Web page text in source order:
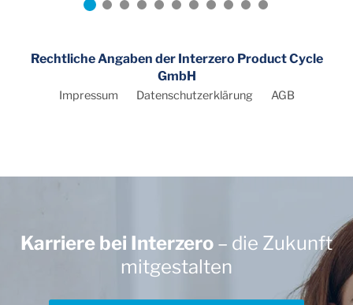
Rechtliche Angaben der Interzero Product Cycle
GmbH
Impressum Datenschutzerklärung AGB
Karriere bei Interzero – die Zukunft
mitgestalten